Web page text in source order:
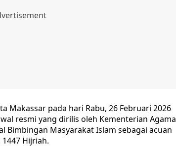
Makassar pada hari Rabu, 26 Februari 2026
resmi yang dirilis oleh Kementerian Agama
Bimbingan Masyarakat Islam sebagai acuan
Hijriah.